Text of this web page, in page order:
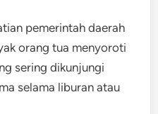
pemerintah daerah
orang tua menyoroti
sering dikunjungi
selama liburan atau